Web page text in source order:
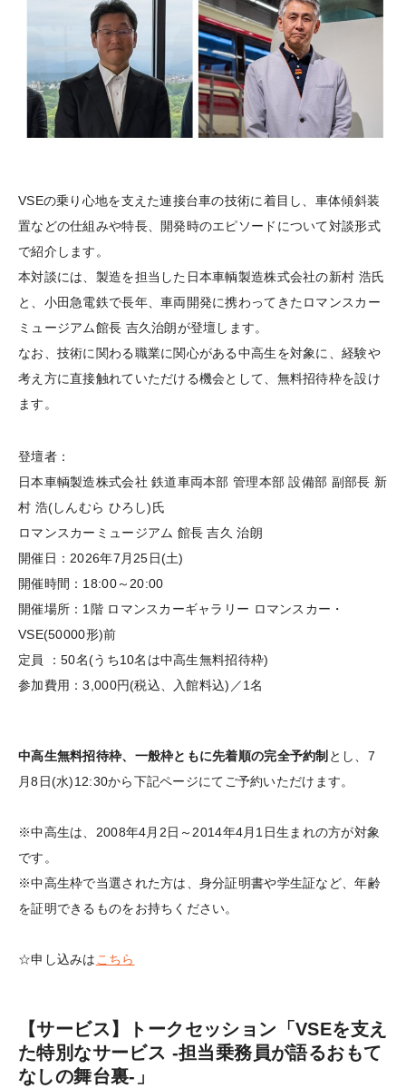
VSEの乗り心地を支えた連接台車の技術に着目し、車体傾斜装
置などの仕組みや特長、開発時のエピソードについて対談形式
で紹介します。
本対談には、製造を担当した日本車輌製造株式会社の新村 浩氏
と、小田急電鉄で長年、車両開発に携わってきたロマンスカー
ミュージアム館長 吉久治朗が登壇します。
なお、技術に関わる職業に関心がある中高生を対象に、経験や
考え方に直接触れていただける機会として、無料招待枠を設け
ます。
登壇者：
日本車輌製造株式会社 鉄道車両本部 管理本部 設備部 副部長 新
村 浩(しんむら ひろし)氏
ロマンスカーミュージアム 館長 吉久 治朗
開催日：2026年7月25日(土)
開催時間：18:00～20:00
開催場所：1階 ロマンスカーギャラリー ロマンスカー・
VSE(50000形)前
定員 ：50名(うち10名は中高生無料招待枠)
参加費用：3,000円(税込、入館料込)／1名
中高生無料招待枠、一般枠ともに先着順の完全予約制 とし、7
月8日(水)12:30から下記ページにてご予約いただけます。
※中高生は、2008年4月2日～2014年4月1日生まれの方が対象
です。
※中高生枠で当選された方は、身分証明書や学生証など、年齢
を証明できるものをお持ちください。
☆申し込みはこちら
【サービス】トークセッション「VSEを支え
た特別なサービス -担当乗務員が語るおもて
なしの舞台裏-」